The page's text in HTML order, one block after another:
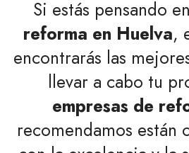
Si estás pensando
reforma en Huelva,
encontrarás las
llevar a cabo tu
empresas de
recomendamos están